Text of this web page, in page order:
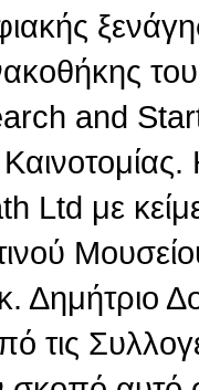
and
Ltd με
Δημήτριο
τις